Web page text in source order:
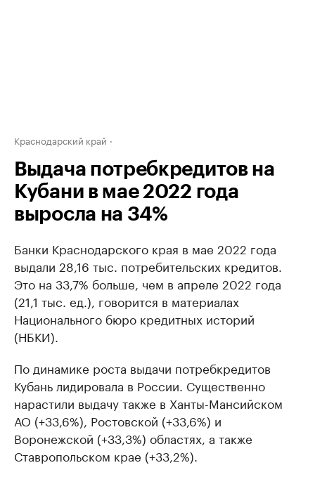
Краснодарский край
Выдача потребкредитов на
Кубани в мае 2022 года
выросла на 34%
Банки Краснодарского края в мае 2022 года
выдали 28,16 тыс. потребительских кредитов.
Это на 33,7% больше, чем в апреле 2022 года
(21,1 тыс. ед.), говорится в материалах
Национального бюро кредитных историй
(НБКИ).
По динамике роста выдачи потребкредитов
Кубань лидировала в России. Существенно
нарастили выдачу также в Ханты-Мансийском
АО (+33,6%), Ростовской (+33,6%) и
Воронежской (+33,3%) областях, а также
Ставропольском крае (+33,2%).